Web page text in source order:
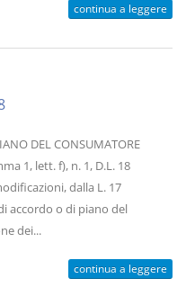
continua a leggere
DEL CONSUMATORE
1, lett. f), n. 1, D.L. 18
dalla L. 17
accordo o di piano del
dei...
continua a leggere